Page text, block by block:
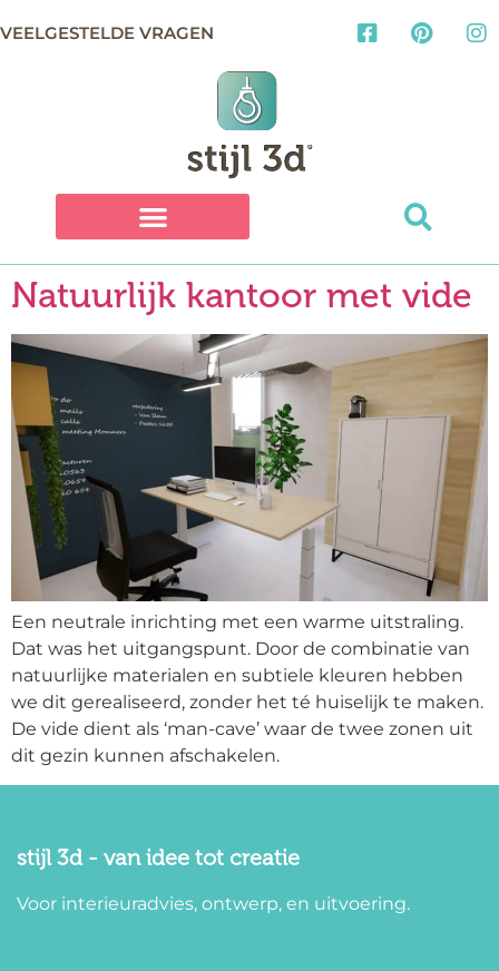
VEELGESTELDE VRAGEN
Natuurlijk kantoor met vide
Een neutrale inrichting met een warme uitstraling.
Dat was het uitgangspunt. Door de combinatie van
natuurlijke materialen en subtiele kleuren hebben
we dit gerealiseerd, zonder het té huiselijk te maken.
De vide dient als ‘man-cave’ waar de twee zonen uit
dit gezin kunnen afschakelen.
stijl 3d - van idee tot creatie
Voor interieuradvies, ontwerp, en uitvoering.